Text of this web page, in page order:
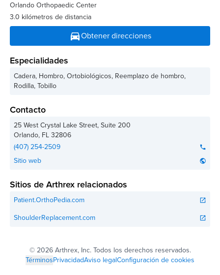
Orlando Orthopaedic Center
3.0 kilómetros de distancia
directions_carObtener direcciones
Especialidades
Cadera, Hombro, Ortobiológicos, Reemplazo de hombro,
Rodilla, Tobillo
Contacto
25 West Crystal Lake Street, Suite 200
Orlando, FL32806
(407) 254-2509
phone
Sitio web public
Sitios de Arthrex relacionados
Patient.OrthoPedia.com open_in_new
ShoulderReplacement.com open_in_new
© 2026 Arthrex, Inc. Todos los derechos reservados.
TérminosPrivacidadAviso legalConfiguración de cookies